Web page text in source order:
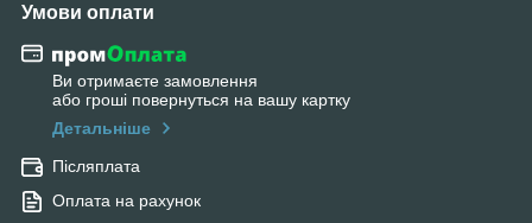
Умови оплати
Ви отримаєте замовлення
або гроші повернуться на вашу картку
Детальніше
Післяплата
Оплата на рахунок